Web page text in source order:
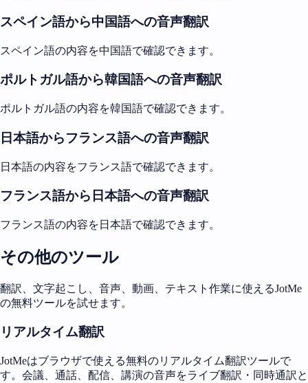
スペイン語から中国語への音声翻訳
スペイン語の内容を中国語で確認できます。
ポルトガル語から韓国語への音声翻訳
ポルトガル語の内容を韓国語で確認できます。
日本語からフランス語への音声翻訳
日本語の内容をフランス語で確認できます。
フランス語から日本語への音声翻訳
フランス語の内容を日本語で確認できます。
その他のツール
翻訳、文字起こし、音声、動画、テキスト作業に使えるJotMe
の無料ツールを試せます。
リアルタイム翻訳
JotMeはブラウザで使える無料のリアルタイム翻訳ツールで
す。会議、通話、配信、講演の音声をライブ翻訳・同時通訳と